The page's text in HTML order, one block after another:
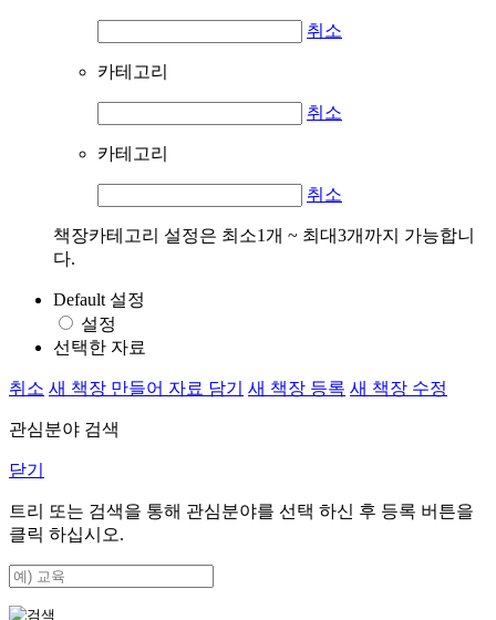
취소
카테고리
취소
카테고리
취소
책장카테고리 설정은 최소1개 ~ 최대3개까지 가능합니
다.
Default 설정
설정
선택한 자료
취소 새 책장 만들어 자료 담기 새 책장 등록 새 책장 수정
관심분야 검색
닫기
트리 또는 검색을 통해 관심분야를 선택 하신 후 등록 버튼을
클릭 하십시오.